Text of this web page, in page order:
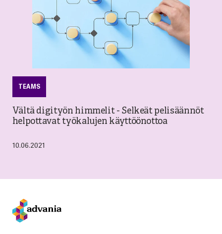
TEAMS
Vältä digityön himmelit - Selkeät pelisäännöt
helpottavat työkalujen käyttöönottoa
10.06.2021